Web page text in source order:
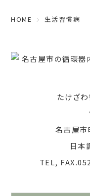
HOME 生活習慣病
たけざ
名古屋
日本
TEL,